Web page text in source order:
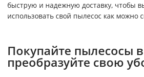
быструю и надежную доставку, чтобы
использовать свой пылесос как можно
Покупайте пылесосы в
преобразуйте свою